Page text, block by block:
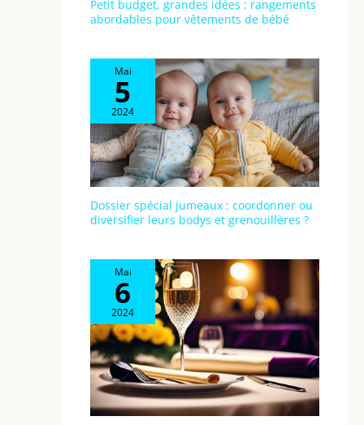
Petit budget, grandes idées : rangements
abordables pour vêtements de bébé
Mai
5
2024
Dossier spécial jumeaux : coordonner ou
diversifier leurs bodys et grenouillères ?
Mai
6
2024